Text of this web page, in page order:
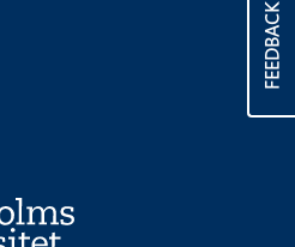
FEEDBACK